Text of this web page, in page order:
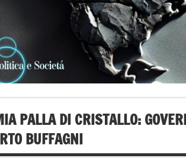
PALLA DI CRISTALLO:
BUFFAGNI